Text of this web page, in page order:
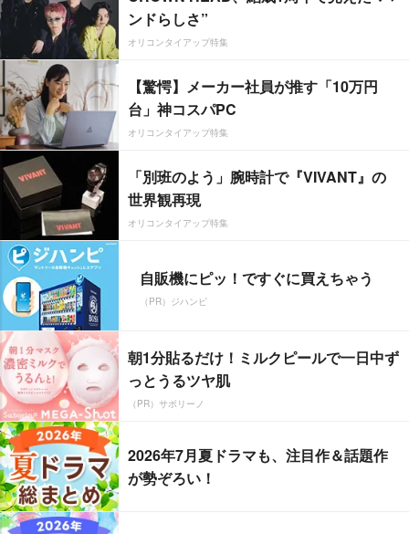
ンドらしさ”
オリコンタイアップ特集
【驚愕】メーカー社員が推す「10万円
台」神コスパPC
オリコンタイアップ特集
「別班のよう」腕時計で『VIVANT』の
世界観再現
オリコンタイアップ特集
自販機にピッ！ですぐに買えちゃう
（PR）ジハンピ
朝1分貼るだけ！ミルクピールで一日中ず
っとうるツヤ肌
（PR）サボリーノ
2026年7月夏ドラマも、注目作＆話題作
が勢ぞろい！